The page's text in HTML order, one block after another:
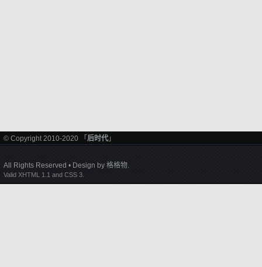
© Copyright 2010-2020 「 后时代 」
All Rights Reserved • Design by 格格物.
Valid XHTML 1.1 and CSS 3.